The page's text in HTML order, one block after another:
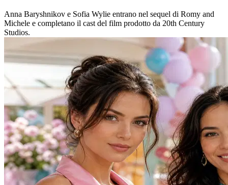
Anna Baryshnikov e Sofia Wylie entrano nel sequel di Romy and
Michele e completano il cast del film prodotto da 20th Century
Studios.